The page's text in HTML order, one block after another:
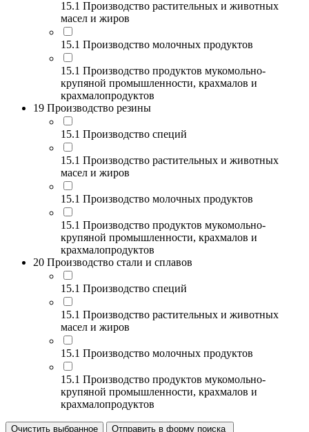
15.1 Производство растительных и животных
масел и жиров
15.1 Производство молочных продуктов
15.1 Производство продуктов мукомольно-
крупяной промышленности, крахмалов и
крахмалопродуктов
19 Производство резины
15.1 Производство специй
15.1 Производство растительных и животных
масел и жиров
15.1 Производство молочных продуктов
15.1 Производство продуктов мукомольно-
крупяной промышленности, крахмалов и
крахмалопродуктов
20 Производство стали и сплавов
15.1 Производство специй
15.1 Производство растительных и животных
масел и жиров
15.1 Производство молочных продуктов
15.1 Производство продуктов мукомольно-
крупяной промышленности, крахмалов и
крахмалопродуктов